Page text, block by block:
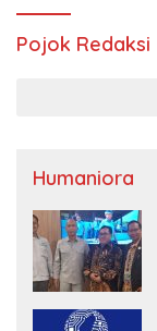
Pojok Redaksi
Humaniora